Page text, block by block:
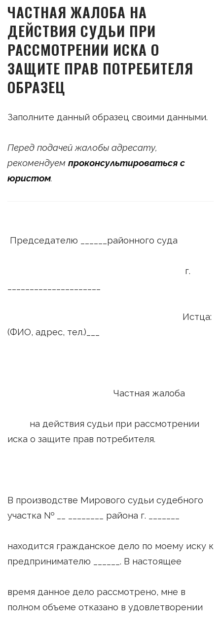
ЧАСТНАЯ ЖАЛОБА НА
ДЕЙСТВИЯ СУДЬИ ПРИ
РАССМОТРЕНИИ ИСКА О
ЗАЩИТЕ ПРАВ ПОТРЕБИТЕЛЯ
ОБРАЗЕЦ
Заполните данный образец своими данными.
Перед подачей жалобы адресату,
рекомендуем проконсультироваться с
юристом.
Председателю ______районного суда
г.
Истца:
(ФИО, адрес, тел.)___
Частная жалоба
на действия судьи при рассмотрении
иска о защите прав потребителя.
В производстве Мирового судьи судебного
участка № __ ________ района г. _______
находится гражданское дело по моему иску к
предпринимателю ______. В настоящее
время данное дело рассмотрено, мне в
полном объеме отказано в удовлетворении